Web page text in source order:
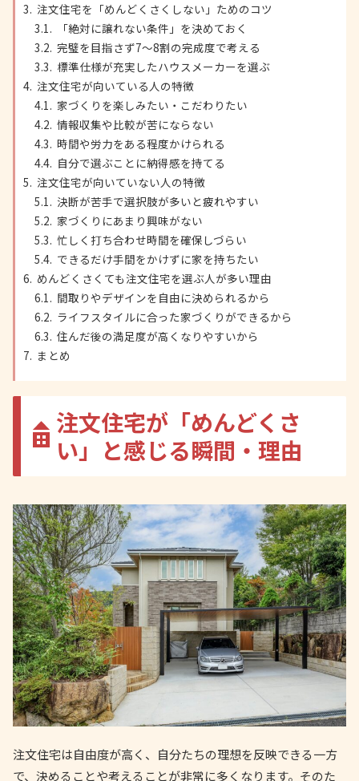
注文住宅を「めんどくさくしない」ためのコツ
「絶対に譲れない条件」を決めておく
完璧を目指さず7〜8割の完成度で考える
標準仕様が充実したハウスメーカーを選ぶ
注文住宅が向いている人の特徴
家づくりを楽しみたい・こだわりたい
情報収集や比較が苦にならない
時間や労力をある程度かけられる
自分で選ぶことに納得感を持てる
注文住宅が向いていない人の特徴
決断が苦手で選択肢が多いと疲れやすい
家づくりにあまり興味がない
忙しく打ち合わせ時間を確保しづらい
できるだけ手間をかけずに家を持ちたい
めんどくさくても注文住宅を選ぶ人が多い理由
間取りやデザインを自由に決められるから
ライフスタイルに合った家づくりができるから
住んだ後の満足度が高くなりやすいから
まとめ
注文住宅が「めんどくさ
い」と感じる瞬間・理由
注文住宅は自由度が高く、自分たちの理想を反映できる一方
で、決めることや考えることが非常に多くなります。そのた